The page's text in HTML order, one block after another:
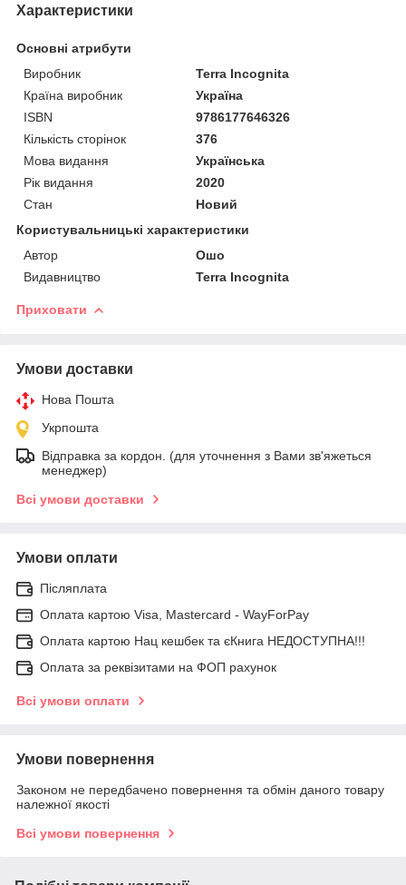
Характеристики
Основні атрибути
Виробник
Terra Incognita
Країна виробник
Україна
ISBN
9786177646326
Кількість сторінок
376
Мова видання
Українська
Рік видання
2020
Стан
Новий
Користувальницькі характеристики
Автор
Ошо
Видавництво
Terra Incognita
Приховати
Умови доставки
Нова Пошта
Укрпошта
Відправка за кордон. (для уточнення з Вами зв'яжеться
менеджер)
Всі умови доставки
Умови оплати
Післяплата
Оплата картою Visa, Mastercard - WayForPay
Оплата картою Нац кешбек та єКнига НЕДОСТУПНА!!!
Оплата за реквізитами на ФОП рахунок
Всі умови оплати
Умови повернення
Законом не передбачено повернення та обмін даного товару
належної якості
Всі умови повернення